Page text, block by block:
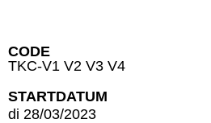
CODE
TKC-V1 V2 V3 V4
STARTDATUM
di 28/03/2023